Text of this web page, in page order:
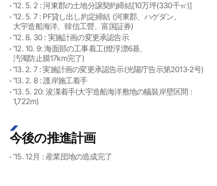
’12. 5. 2 : 河東郡の土地分譲契約締結[10万坪(330千㎡)]
’12. 5. 7 : PF貸し出し約定締結 (河東郡、ハゲダン、
大宇造船海洋、韓信工營、富国証券)
’12. 8. 30 : 実施計画の変更承認告示
’12. 10. 9: 海面部の工事着工(燈浮漂6基、
汚濁防止膜17km完了)
’13. 2. 7 : 実施計画の変更承認告示(光陽庁告示第2013-2号)
’13. 2. 8 : 護岸施工着手
’13. 5. 20: 浚渫着手(大宇造船海洋敷地の艤裝岸壁区間 :
1,722m)
今後の推進計画
’15. 12月 : 産業団地の造成完了